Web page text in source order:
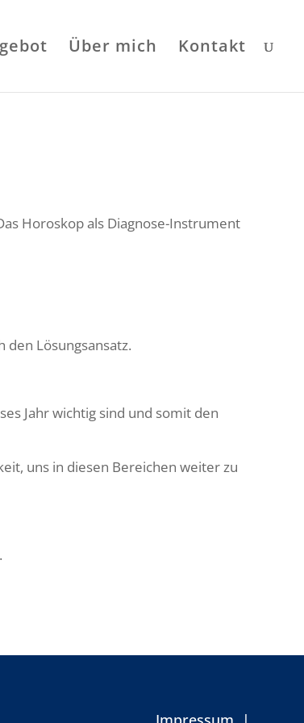
Über mich Kontakt
Horoskop als Diagnose-Instrument
Lösungsansatz.
Jahr wichtig sind und somit den
uns in diesen Bereichen weiter zu